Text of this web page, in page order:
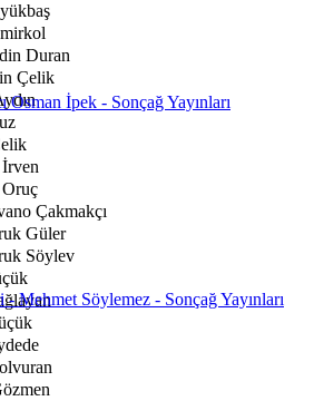
Duran
Çelik
Çakmakçı
Güler
Söylev
Osman İpek - Sonçağ Yayınları